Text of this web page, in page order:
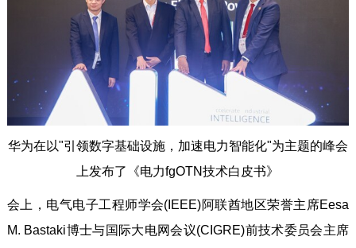
华为在以"引领数字基础设施，加速电力智能化"为主题的峰会
上发布了《电力fgOTN技术白皮书》
会上，电气电子工程师学会(IEEE)阿联酋地区荣誉主席Eesa
M. Bastaki博士与国际大电网会议(CIGRE)前技术委员会主席